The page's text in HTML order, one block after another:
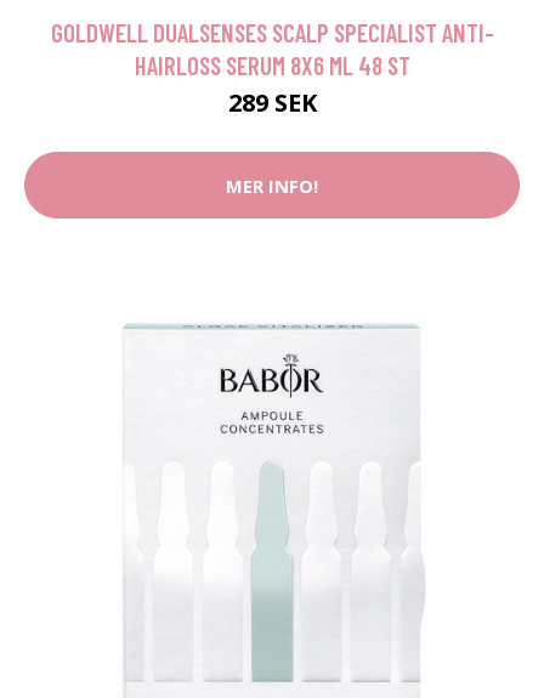
GOLDWELL DUALSENSES SCALP SPECIALIST ANTI-
HAIRLOSS SERUM 8X6 ML 48 ST
289 SEK
MER INFO!